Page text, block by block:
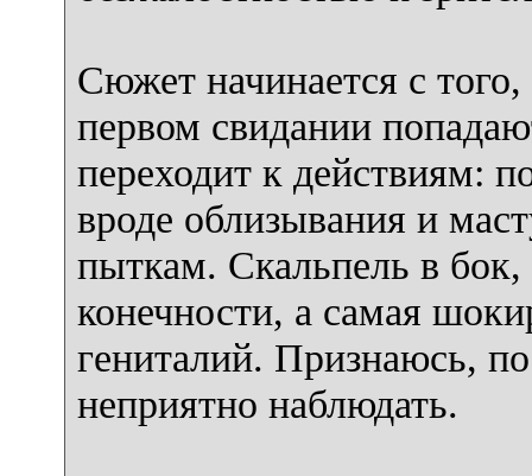
Сюжет начинается с
первом свидании
переходит к действиям:
вроде облизывания и
пыткам. Скальпель в
конечности, а самая
гениталий. Признаюсь,
неприятно наблюдать.